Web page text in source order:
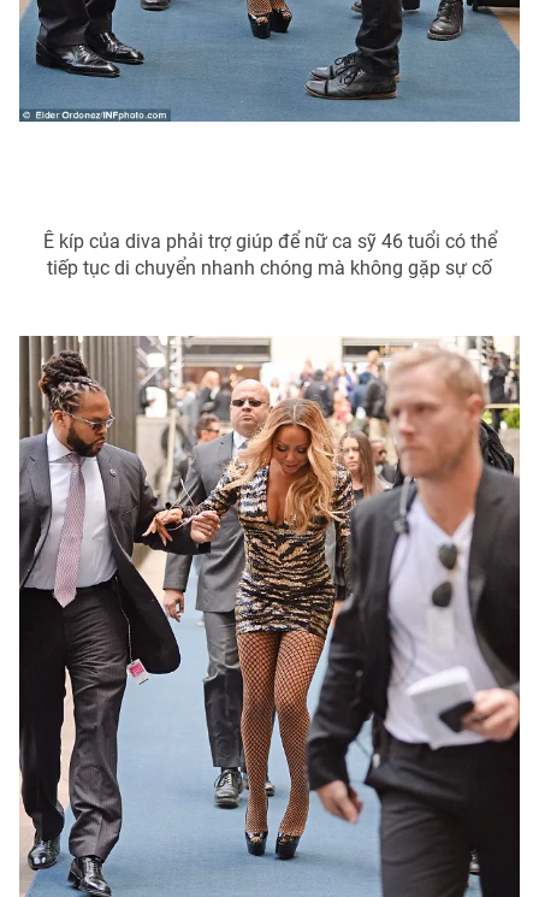
Ê kíp của diva phải trợ giúp để nữ ca sỹ 46 tuổi có thể
tiếp tục di chuyển nhanh chóng mà không gặp sự cố